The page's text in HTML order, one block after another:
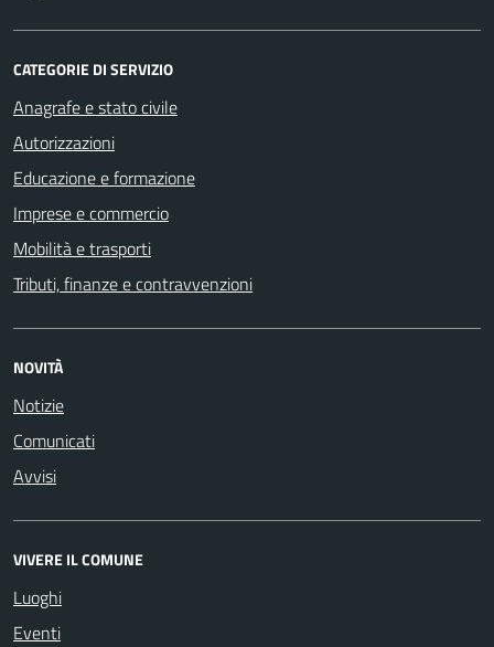
CATEGORIE DI SERVIZIO
Anagrafe e stato civile
Autorizzazioni
Educazione e formazione
Imprese e commercio
Mobilità e trasporti
Tributi, finanze e contravvenzioni
NOVITÀ
Notizie
Comunicati
Avvisi
VIVERE IL COMUNE
Luoghi
Eventi